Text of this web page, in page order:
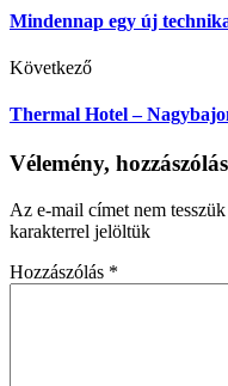
Mindennap egy új
Következő
Thermal Hotel –
Vélemény,
Az e-mail címet nem
karakterrel jelöltük
Hozzászólás *